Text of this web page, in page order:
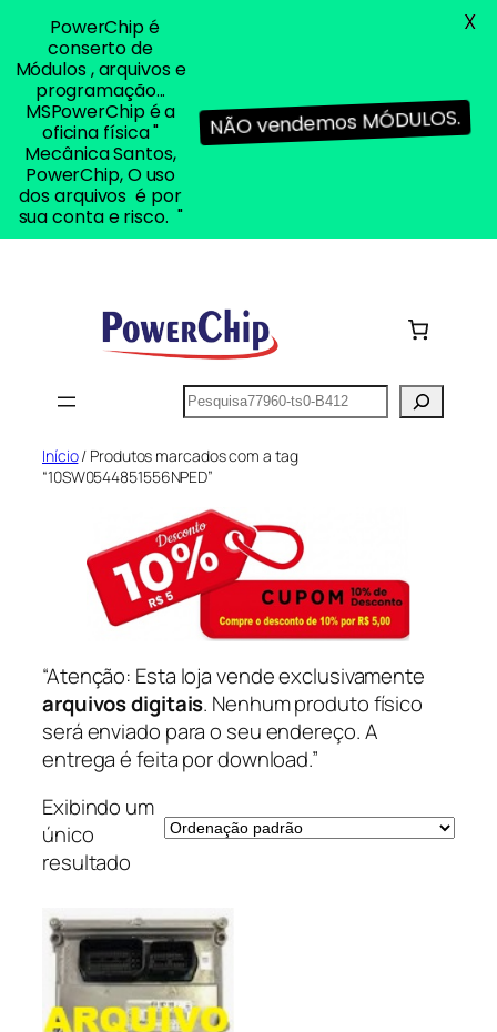
Pesquisar
Início/ Produtos marcados com a tag
“10SW0544851556NPED”
“Atenção: Esta loja vende exclusivamente
arquivos digitais. Nenhum produto físico
será enviado para o seu endereço. A
entrega é feita por download.”
Exibindo um
único
resultado
PowerChip é
conserto de
Módulos , arquivos e
programação...
MSPowerChip é a
oficina física "
Mecânica Santos,
PowerChip, O uso
dos arquivos é por
sua conta e risco. "
NÃO vendemos MÓDULOS.
X